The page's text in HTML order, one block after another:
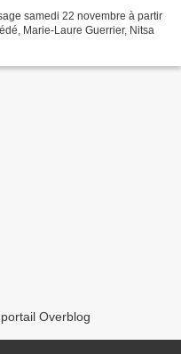
samedi 22 novembre à partir
Marie-Laure Guerrier, Nitsa
Overblog